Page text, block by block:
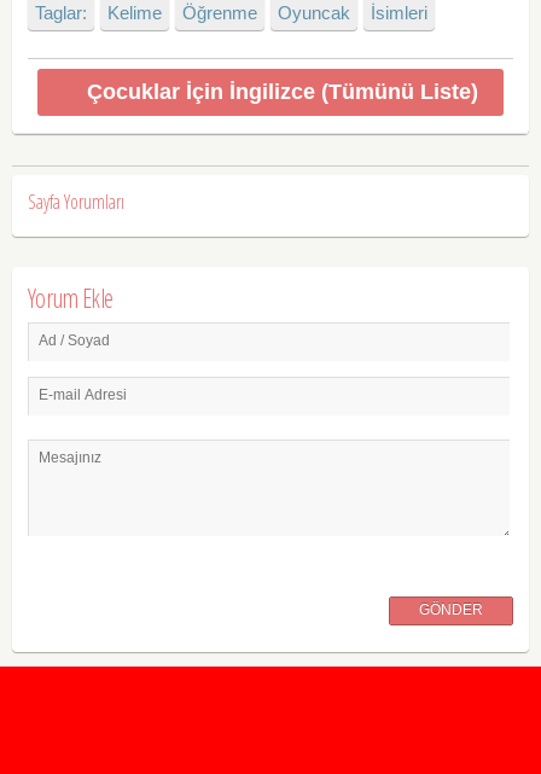
Taglar: Kelime Öğrenme Oyuncak İsimleri
Çocuklar İçin İngilizce (Tümünü Liste)
Sayfa Yorumları
Yorum Ekle
Ad / Soyad
E-mail Adresi
Mesajınız
GÖNDER